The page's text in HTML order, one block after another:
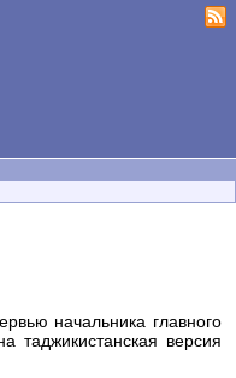
начальника главного
версия